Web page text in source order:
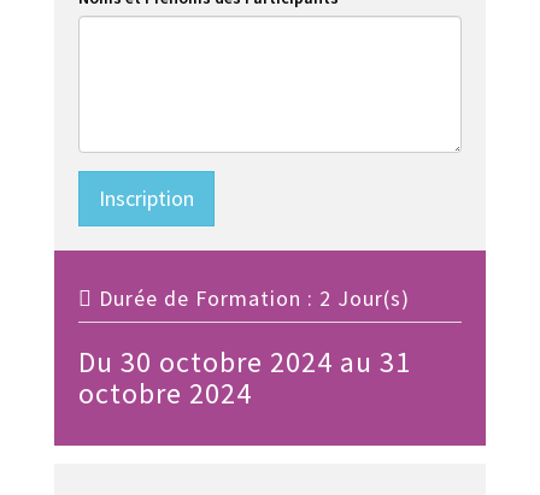
Inscription
Durée de Formation : 2 Jour(s)
Du 30 octobre 2024 au 31
octobre 2024